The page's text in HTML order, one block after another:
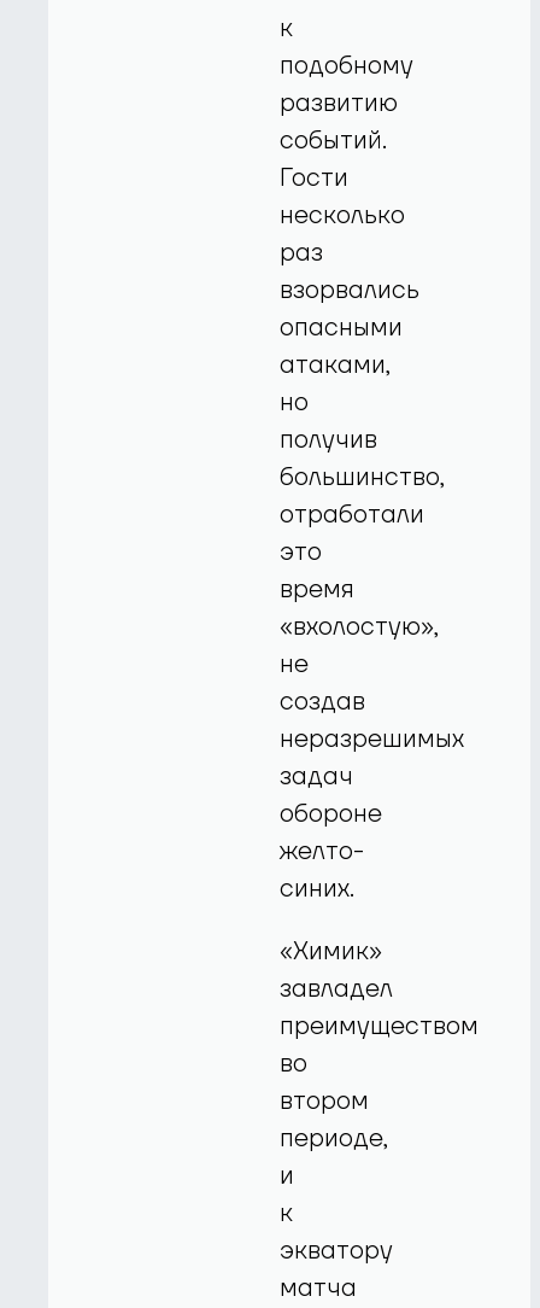
к
подобному
развитию
событий.
Гости
несколько
раз
взорвались
опасными
атаками,
но
получив
большинство,
отработали
это
время
«вхолостую»,
не
создав
неразрешимых
задач
обороне
желто-
синих.
«Химик»
завладел
преимуществом
во
втором
периоде,
и
к
экватору
матча